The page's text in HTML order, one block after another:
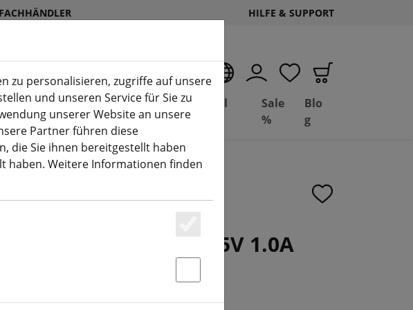
FACHHÄNDLER HILFE & SUPPORT
Zubehö
r
3D
Druck(aktuelle Seite)
Deal
Depot
Basil
Sale
%
Blo
g
Universal Ladegerät 5V 1.0A
zu personalisieren, zugriffe auf unsere
und unseren Service für Sie zu
unserer Website an unsere
Partner führen diese
die Sie ihnen bereitgestellt haben
haben. Weitere Informationen finden
Essenziell